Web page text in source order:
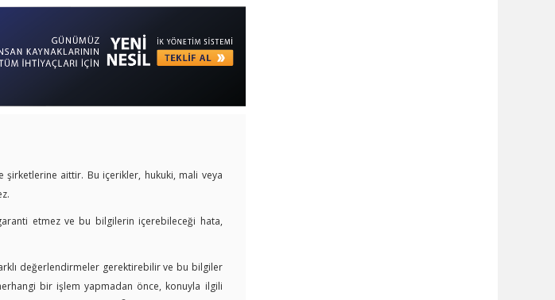
şirketlerine aittir. Bu içerikler, hukuki, mali veya
etmez ve bu bilgilerin içerebileceği hata,
değerlendirmeler gerektirebilir ve bu bilgiler
bir işlem yapmadan önce, konuyla ilgili